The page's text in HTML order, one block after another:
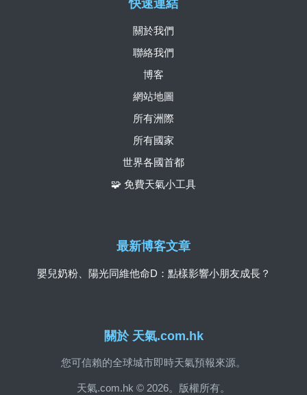
關於 天氣.com.hk
您可信賴的全球城市即時天氣預報來源。
天氣.com.hk © 2026。版權所有。
快速連結
關於我們
聯絡我們
博客
網站地圖
所有洲際
所有國家
世界各國首都
🧩 免費天氣小工具
最新博客文章
嬰兒奶粉、陽光同維他命D：點樣影響小朋友成長？